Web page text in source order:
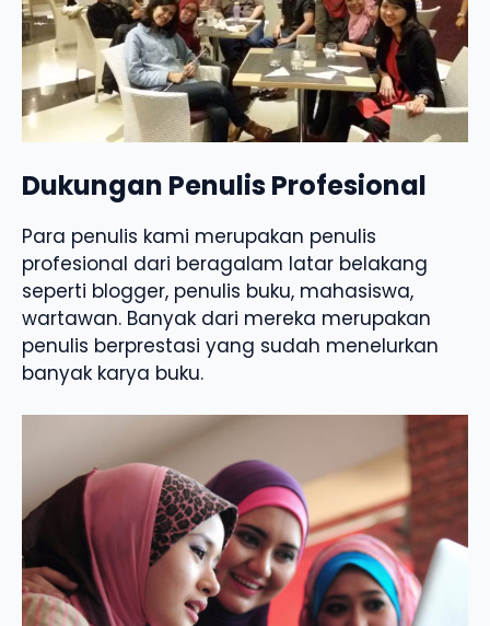
Dukungan Penulis Profesional
Para penulis kami merupakan penulis
profesional dari beragalam latar belakang
seperti blogger, penulis buku, mahasiswa,
wartawan. Banyak dari mereka merupakan
penulis berprestasi yang sudah menelurkan
banyak karya buku.